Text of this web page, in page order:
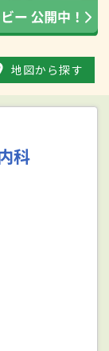
地図から探す
科